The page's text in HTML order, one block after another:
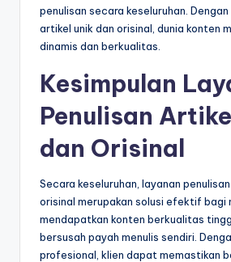
penulisan secara keseluruhan.
artikel unik dan orisinal, dunia konten
dinamis dan berkualitas.
Kesimpulan
Penulisan
dan Orisinal
Secara keseluruhan, layanan
orisinal merupakan solusi efektif bagi
mendapatkan konten berkualitas
bersusah payah menulis sendiri.
profesional, klien dapat memastikan